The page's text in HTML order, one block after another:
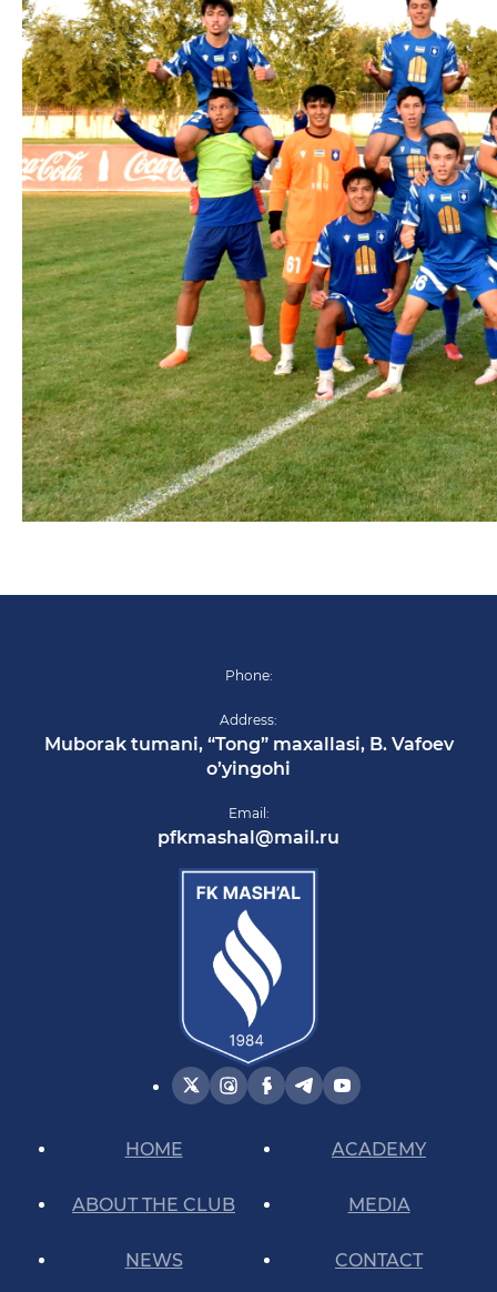
Phone:
Address:
Muborak tumani, “Tong” maxallasi, B. Vafoev
o’yingohi
Email:
pfkmashal@mail.ru
HOME
ABOUT THE CLUB
NEWS
ACADEMY
MEDIA
CONTACT